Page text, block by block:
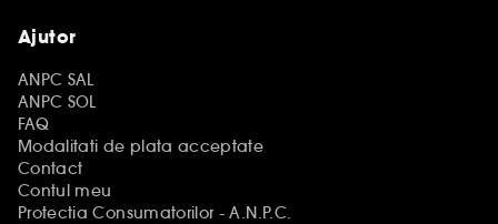
Ajutor
ANPC SAL
ANPC SOL
FAQ
Modalitati de plata acceptate
Contact
Contul meu
Protectia Consumatorilor - A.N.P.C.